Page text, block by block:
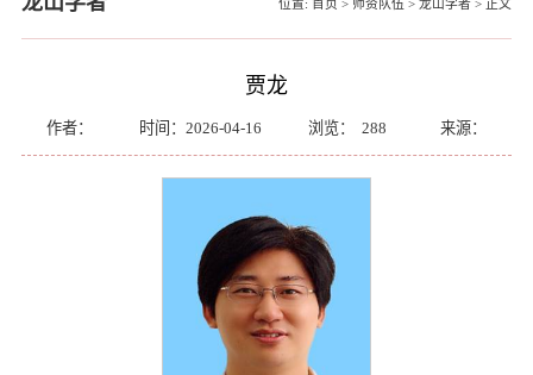
位置: 首页 > 师资队伍 > 龙山学者 > 正文
贾龙
作者： 时间：2026-04-16 浏览： 288 来源：